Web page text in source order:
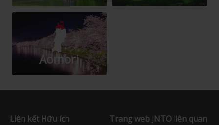
Aomori
Liên kết Hữu ích Trang web JNTO liên quan